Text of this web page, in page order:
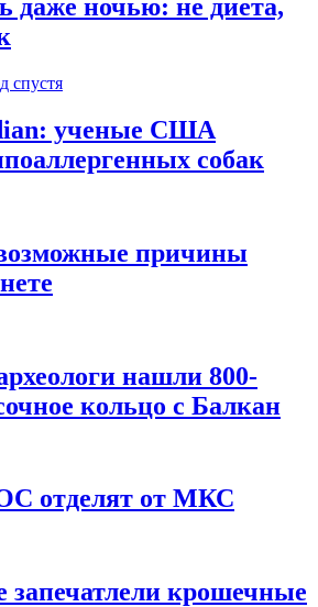
даже ночью: не диета,
спустя
ученые США
собак
причины
нашли 800-
кольцо с Балкан
отделят от МКС
запечатлели крошечные